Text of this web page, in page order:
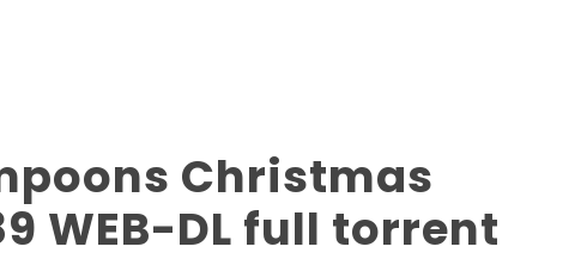
Christmas
WEB-DL full torrent